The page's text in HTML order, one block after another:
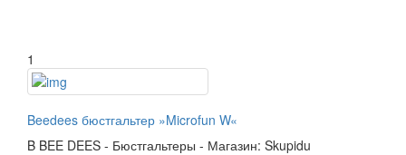
1
Beedees бюстгальтер »Microfun W«
B BEE DEES - Бюстгальтеры - Магазин: Skupidu